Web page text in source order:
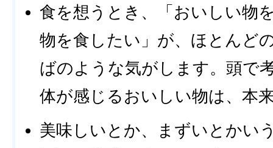
食を想うとき、「おいしい物
物を食したい」が、ほとんど
ばのような気がします。頭で
体が感じるおいしい物は、本
美味しいとか、まずいとかい